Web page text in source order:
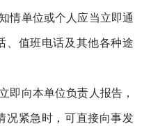
情单位或个人应当立即通
、值班电话及其他各种途
即向本单位负责人报告，
况紧急时，可直接向事发